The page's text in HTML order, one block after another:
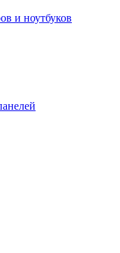
и ноутбуков